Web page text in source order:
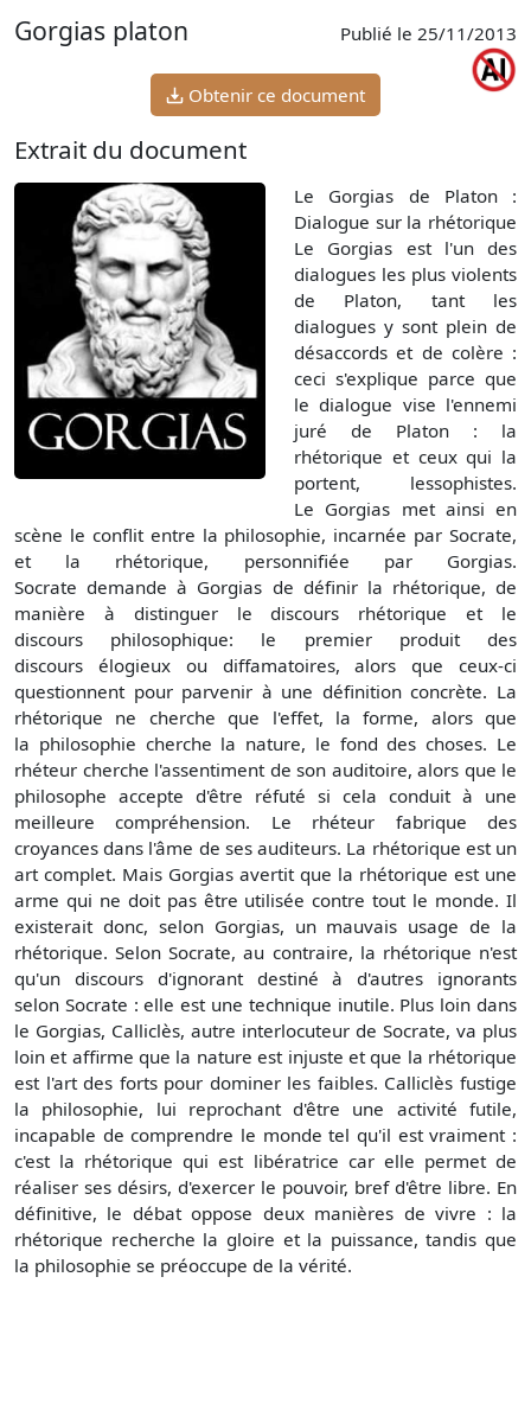
Gorgias platon Publié le 25/11/2013
Obtenir ce document
Extrait du document
Le Gorgias de Platon :
Dialogue sur la rhétorique
Le Gorgias est l'un des
dialogues les plus violents
de Platon, tant les
dialogues y sont plein de
désaccords et de colère :
ceci s'explique parce que
le dialogue vise l'ennemi
juré de Platon : la
rhétorique et ceux qui la
portent, lessophistes.
Le Gorgias met ainsi en
scène le conflit entre la philosophie, incarnée par Socrate,
et la rhétorique, personnifiée par Gorgias.
Socrate demande à Gorgias de définir la rhétorique, de
manière à distinguer le discours rhétorique et le
discours philosophique: le premier produit des
discours élogieux ou diffamatoires, alors que ceux-ci
questionnent pour parvenir à une définition concrète. La
rhétorique ne cherche que l'effet, la forme, alors que
la philosophie cherche la nature, le fond des choses. Le
rhéteur cherche l'assentiment de son auditoire, alors que le
philosophe accepte d'être réfuté si cela conduit à une
meilleure compréhension. Le rhéteur fabrique des
croyances dans l'âme de ses auditeurs. La rhétorique est un
art complet. Mais Gorgias avertit que la rhétorique est une
arme qui ne doit pas être utilisée contre tout le monde. Il
existerait donc, selon Gorgias, un mauvais usage de la
rhétorique. Selon Socrate, au contraire, la rhétorique n'est
qu'un discours d'ignorant destiné à d'autres ignorants
selon Socrate : elle est une technique inutile. Plus loin dans
le Gorgias, Calliclès, autre interlocuteur de Socrate, va plus
loin et affirme que la nature est injuste et que la rhétorique
est l'art des forts pour dominer les faibles. Calliclès fustige
la philosophie, lui reprochant d'être une activité futile,
incapable de comprendre le monde tel qu'il est vraiment :
c'est la rhétorique qui est libératrice car elle permet de
réaliser ses désirs, d'exercer le pouvoir, bref d'être libre. En
définitive, le débat oppose deux manières de vivre : la
rhétorique recherche la gloire et la puissance, tandis que
la philosophie se préoccupe de la vérité.